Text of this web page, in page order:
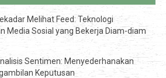
Melihat Feed: Teknologi
Media Sosial yang Bekerja Diam-diam
Sentimen: Menyederhanakan
Keputusan